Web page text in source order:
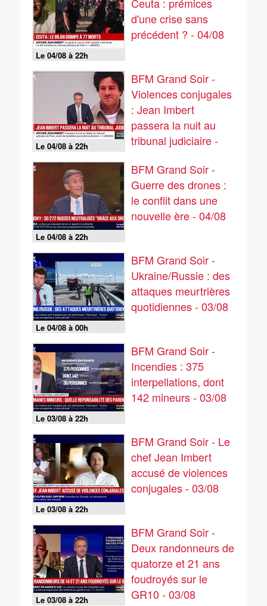
Le 04/08 à 22h
d'une crise sans
précédent ? - 04/08
Le 04/08 à 22h
BFM Grand Soir -
Violences conjugales
: Jean Imbert
passera la nuit au
tribunal judiciaire -
Le 04/08 à 22h
BFM Grand Soir -
Guerre des drones :
le conflit dans une
nouvelle ère - 04/08
Le 04/08 à 00h
BFM Grand Soir -
Ukraine/Russie : des
attaques meurtrières
quotidiennes - 03/08
Le 03/08 à 22h
BFM Grand Soir -
Incendies : 375
interpellations, dont
142 mineurs - 03/08
Le 03/08 à 22h
BFM Grand Soir - Le
chef Jean Imbert
accusé de violences
conjugales - 03/08
Le 03/08 à 22h
BFM Grand Soir -
Deux randonneurs de
quatorze et 21 ans
foudroyés sur le
GR10 - 03/08